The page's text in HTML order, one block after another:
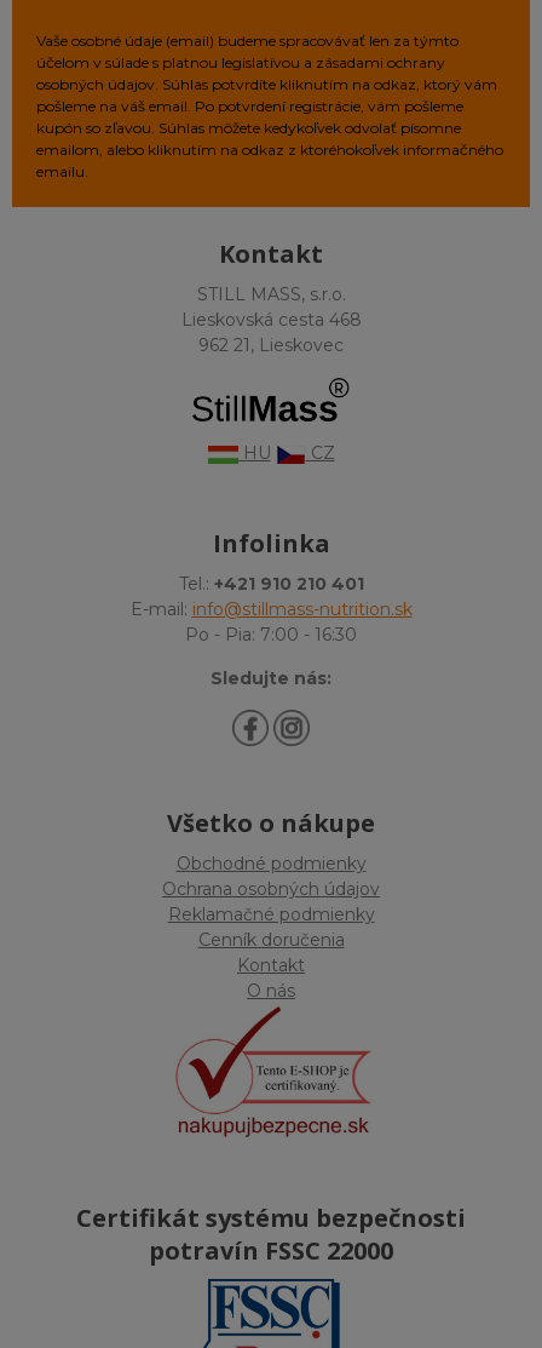
Vaše osobné údaje (email) budeme spracovávať len za týmto
účelom v súlade s platnou legislatívou a zásadami ochrany
osobných údajov. Súhlas potvrdíte kliknutím na odkaz, ktorý vám
pošleme na váš email. Po potvrdení registrácie, vám pošleme
kupón so zľavou. Súhlas môžete kedykoľvek odvolať písomne
emailom, alebo kliknutím na odkaz z ktoréhokoľvek informačného
emailu.
Kontakt
STILL MASS, s.r.o.
Lieskovská cesta 468
962 21, Lieskovec
HU CZ
Infolinka
Tel.: +421 910 210 401
E-mail: info@stillmass-nutrition.sk
Po - Pia: 7:00 - 16:30
Sledujte nás:
Všetko o nákupe
Obchodné podmienky
Ochrana osobných údajov
Reklamačné podmienky
Cenník doručenia
Kontakt
O nás
Certifikát systému bezpečnosti
potravín FSSC 22000